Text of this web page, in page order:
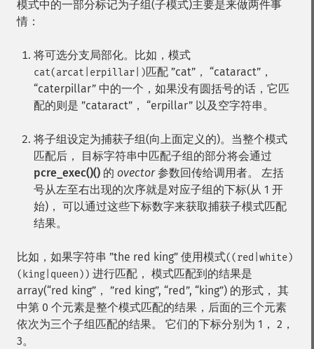
模式中的一部分标记为子组(子模式)主要是来做两件事
情：
将可选分支局部化。比如，模式
cat(arcat|erpillar|)匹配 ”cat”， “cataract”，
“caterpillar” 中的一个，如果没有圆括号的话，它匹
配的则是 ”cataract”， “erpillar” 以及空字符串。
将子组设定为捕获子组(向上面定义的)。当整个模式
匹配后， 目标字符串中匹配子组的部分将会通过
pcre_exec()() 的 ovector参数回传给调用者。 左括
号从左至右出现的次序就是对应子组的下标(从 1 开
始)， 可以通过这些下标数字来获取捕获子模式匹配
结果。
比如，如果字符串 ”the red king” 使用模式((red|white)
(king|queen)) 进行匹配， 模式匹配到的结果是
array(“red king”， ”red king”, “red”, “king”) 的形式， 其
中第 0 个元素是整个模式匹配的结果，后面的三个元素
依次为三个子组匹配的结果。 它们的下标分别为 1， 2，
3。